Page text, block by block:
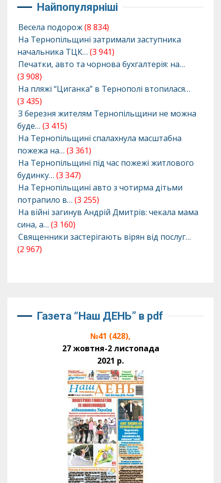
Найпопулярніші
Весела подорож(8 834)
На Тернопільщині затримали заступника
начальника ТЦК… (3 941)
Печатки, авто та чорнова бухгалтерія: на…
(3 908)
На пляжі “Циганка” в Тернополі втопилася…
(3 435)
З березня жителям Тернопільщини не можна
буде… (3 415)
На Тернопільщині спалахнула масштабна
пожежа на… (3 361)
На Тернопільщині під час пожежі житлового
будинку… (3 347)
На Тернопільщині авто з чотирма дітьми
потрапило в… (3 255)
На війні загинув Андрій Дмитрів: чекала мама
сина, а… (3 160)
Священники застерігають вірян від послуг…
(2 967)
Газета “Наш ДЕНЬ” в pdf
№41 (428),
27 жовтня-2 листопада
2021 р.